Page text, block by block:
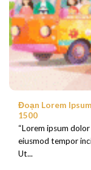
Đoạn Lorem
1500
“Lorem ipsum
eiusmod tempor
Ut...